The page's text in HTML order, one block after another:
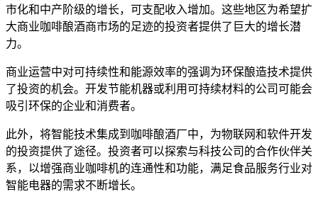
市化和中产阶级的增长，可支配收入增加。这些地区为希望扩
大商业咖啡酿酒商市场的足迹的投资者提供了巨大的增长潜
力。
商业运营中对可持续性和能源效率的强调为环保酿造技术提供
了投资的机会。开发节能机器或利用可持续材料的公司可能会
吸引环保的企业和消费者。
此外，将智能技术集成到咖啡酿酒厂中，为物联网和软件开发
的投资提供了途径。投资者可以探索与科技公司的合作伙伴关
系，以增强商业咖啡机的连通性和功能，满足食品服务行业对
智能电器的需求不断增长。